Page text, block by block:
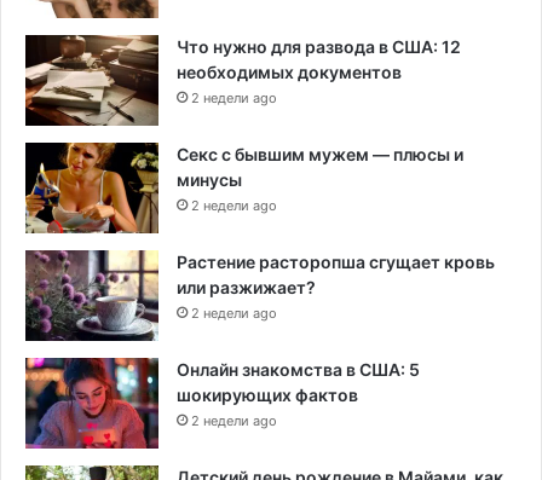
Что нужно для развода в США: 12
необходимых документов
2 недели ago
Секс с бывшим мужем — плюсы и
минусы
2 недели ago
Растение расторопша сгущает кровь
или разжижает?
2 недели ago
Онлайн знакомства в США: 5
шокирующих фактов
2 недели ago